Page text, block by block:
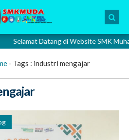
Selamat Datang di Website SMK
- Tags : industri mengajar